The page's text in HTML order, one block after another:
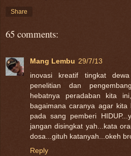
Share
65 comments:
Mang Lembu 29/7/13
inovasi kreatif tingkat
penelitian dan
hebatnya peradaban kita
bagaimana caranya agar kita
pada sang pemberi
jangan disingkat yah...kata
dosa...gituh katanyah...okeh
Reply